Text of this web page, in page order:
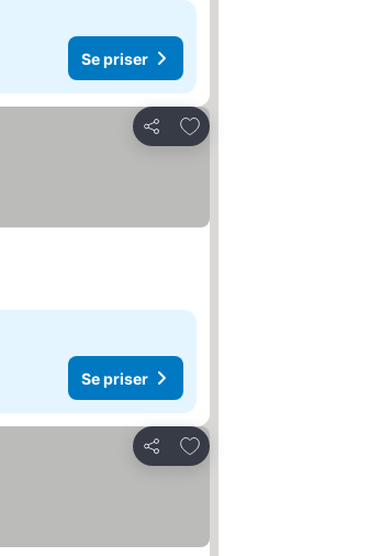
Se priser
Dela
Lägg till i Mina Favoriter
Se priser
Dela
Lägg till i Mina Favoriter